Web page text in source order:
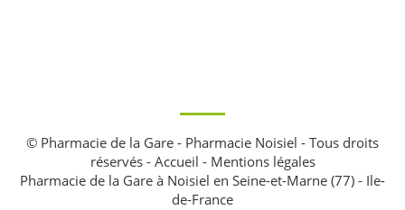
© Pharmacie de la Gare - Pharmacie Noisiel - Tous droits
réservés - Accueil - Mentions légales
Pharmacie de la Gare à Noisiel en Seine-et-Marne (77) - Ile-
de-France